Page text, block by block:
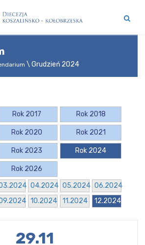
\ Grudzień 2024
Rok 2017 Rok 2018
Rok 2020 Rok 2021
Rok 2023 Rok 2024
Rok 2026
04.2024 05.2024 06.2024
10.2024 11.2024 12.2024
29.11